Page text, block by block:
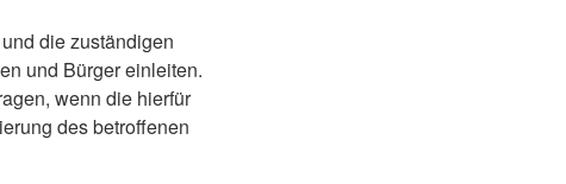
die zuständigen
und Bürger einleiten.
wenn die hierfür
des betroffenen